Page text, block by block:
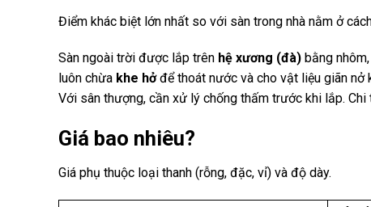
Điểm khác biệt lớn nhất so với sàn trong nhà nằm ở
Sàn ngoài trời được lắp trên hệ xương (đà) bằng
luôn chừa khe hởđể thoát nước và cho vật liệu giãn nở
Với sân thượng, cần xử lý chống thấm trước khi lắp.
Giá bao nhiêu?
Giá phụ thuộc loại thanh (rỗng, đặc, vỉ) và độ dày.